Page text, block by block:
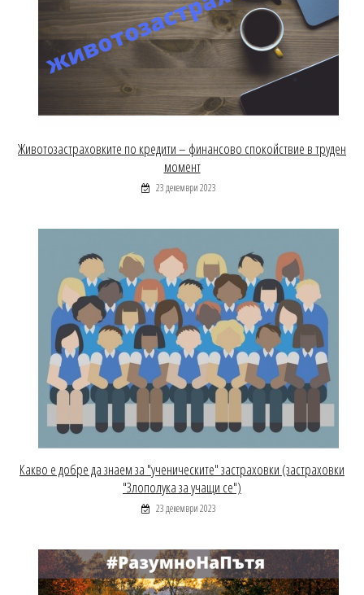
Животозастраховките по кредити – финансово спокойствие в труден
момент
23 декември 2023
Какво е добре да знаем за "ученическите" застраховки (застраховки
"Злополука за учащи се")
23 декември 2023